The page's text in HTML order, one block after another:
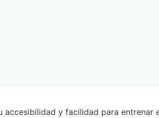
y facilidad para entrenar